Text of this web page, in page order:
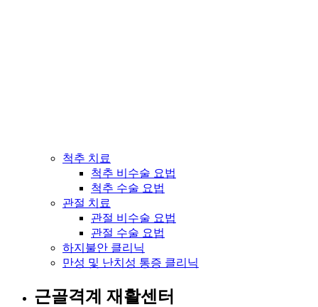
척추 치료
척추 비수술 요법
척추 수술 요법
관절 치료
관절 비수술 요법
관절 수술 요법
하지불안 클리닉
만성 및 난치성 통증 클리닉
근골격계 재활센터